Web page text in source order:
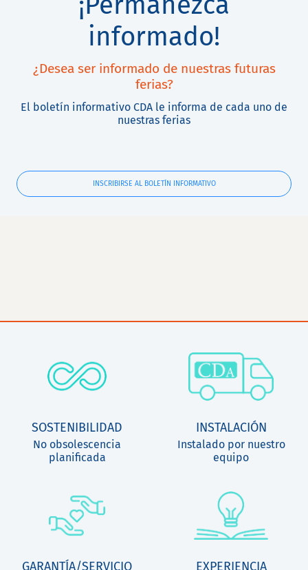
informado!
¿Desea ser informado de nuestras futuras
ferias?
El boletín informativo CDA le informa de cada uno de
nuestras ferias
INSCRIBIRSE AL BOLETÍN INFORMATIVO
SOSTENIBILIDAD
No obsolescencia
planificada
INSTALACIÓN
Instalado por nuestro
equipo
GARANTÍA/SERVICIO
EXPERIENCIA